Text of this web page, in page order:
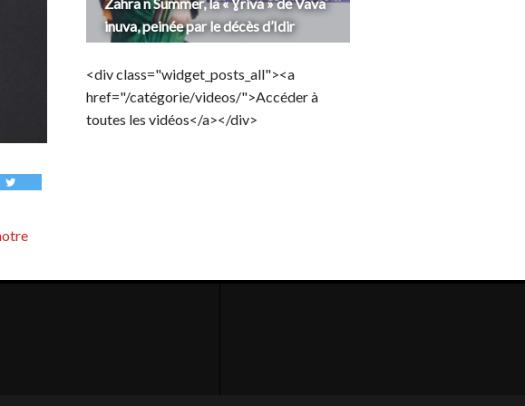
Zahra n Summer, la « Ɣriva » de Vava
inuva, peinée par le décès d’Idir
<div class="widget_posts_all"><a
href="/catégorie/videos/">Accéder à
toutes les vidéos</a></div>